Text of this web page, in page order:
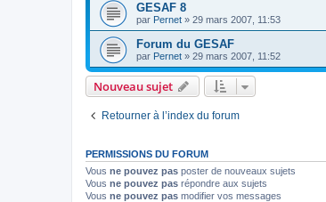
GESAF 8
par Pernet » 29 mars 2007, 11:53
Forum du GESAF
par Pernet » 29 mars 2007, 11:52
Nouveau sujet
Retourner à l’index du forum
PERMISSIONS DU FORUM
Vous ne pouvez pas poster de nouveaux sujets
Vous ne pouvez pas répondre aux sujets
Vous ne pouvez pas modifier vos messages